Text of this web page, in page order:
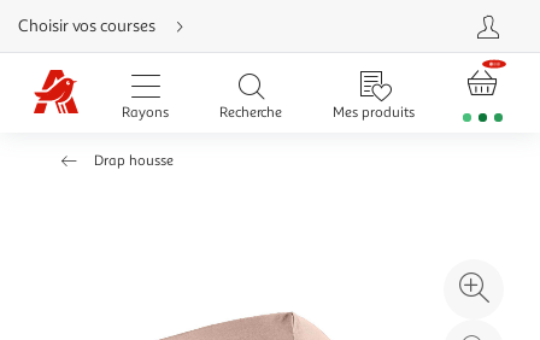
Aller
directement
au
contenu
Aller
directement
Aller
Choisir vos courses
Rayons Recherche Mes produits
Drap housse